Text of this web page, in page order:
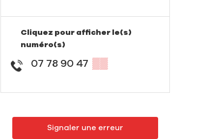
Cliquez pour afficher le(s)
numéro(s)
07 78 90 47 ▒▒
Signaler une erreur